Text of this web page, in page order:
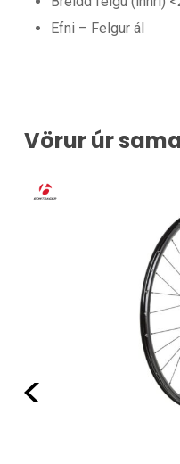
Efni – Felgur ál
Vörur úr